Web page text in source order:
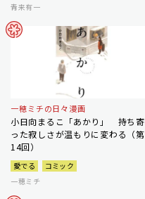
青来有一
一穂ミチの日々漫画
小日向まるこ「あかり」 持ち寄
った寂しさが温もりに変わる（第
14回）
愛でる
コミック
一穂ミチ